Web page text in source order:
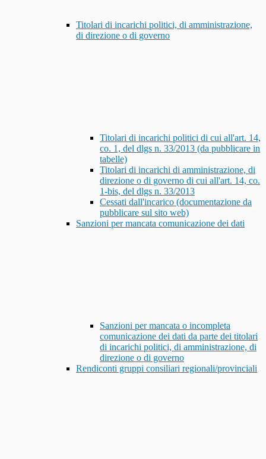
Titolari di incarichi politici, di amministrazione,
di direzione o di governo
Titolari di incarichi politici di cui all'art. 14,
co. 1, del dlgs n. 33/2013 (da pubblicare in
tabelle)
Titolari di incarichi di amministrazione, di
direzione o di governo di cui all'art. 14, co.
1-bis, del dlgs n. 33/2013
Cessati dall'incarico (documentazione da
pubblicare sul sito web)
Sanzioni per mancata comunicazione dei dati
Sanzioni per mancata o incompleta
comunicazione dei dati da parte dei titolari
di incarichi politici, di amministrazione, di
direzione o di governo
Rendiconti gruppi consiliari regionali/provinciali